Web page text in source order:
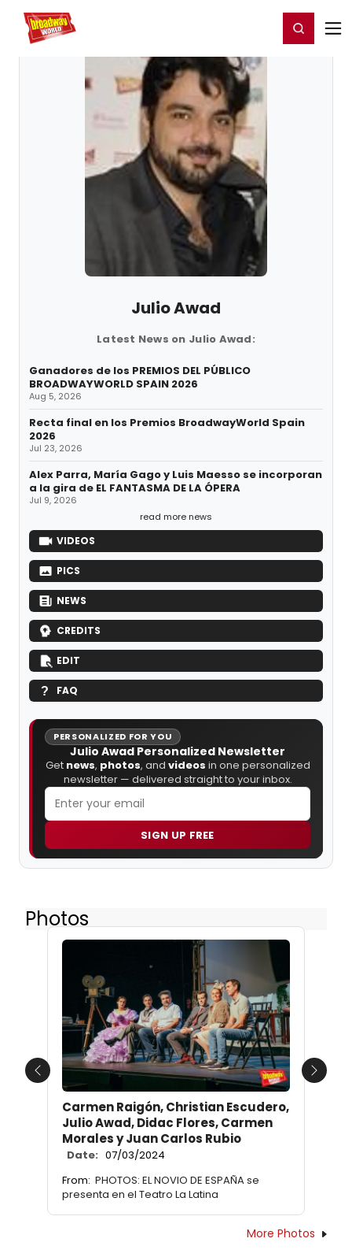
Home For You Register/Login
Julio Awad
Latest News on Julio Awad:
Ganadores de los PREMIOS DEL PÚBLICO
BROADWAYWORLD SPAIN 2026
Aug 5, 2026
Recta final en los Premios BroadwayWorld Spain
2026
Jul 23, 2026
Alex Parra, María Gago y Luis Maesso se incorporan
a la gira de EL FANTASMA DE LA ÓPERA
Jul 9, 2026
read more news
VIDEOS
PICS
NEWS
CREDITS
EDIT
FAQ
PERSONALIZED FOR YOU
Julio Awad Personalized Newsletter
Get news, photos, and videos in one personalized
newsletter — delivered straight to your inbox.
SIGN UP FREE
Photos
Carmen Raigón, Christian Escudero,
Julio Awad, Didac Flores, Carmen
Morales y Juan Carlos Rubio
Date: 07/03/2024
From: PHOTOS: EL NOVIO DE ESPAÑA se
presenta en el Teatro La Latina
Previous Next
More Photos